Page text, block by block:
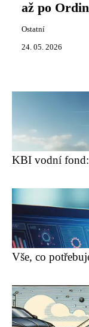
až po
Ostatní
24. 05. 2026
KBI vodní fond:
Vše, co